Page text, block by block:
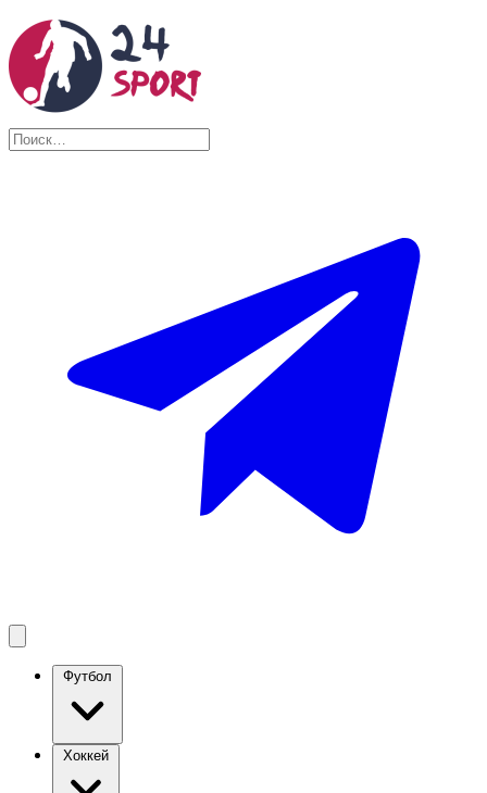
Футбол
Хоккей